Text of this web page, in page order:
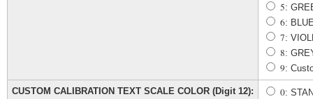
5:
6:
7:
8:
9:
CUSTOM CALIBRATION TEXT SCALE COLOR (Digit 12): 0: